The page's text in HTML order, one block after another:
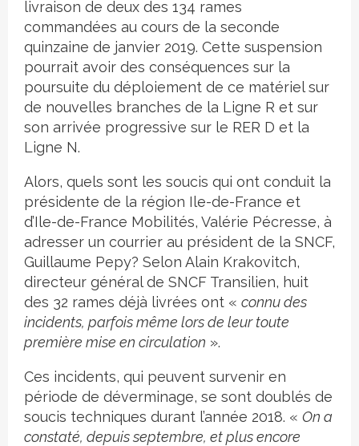
livraison de deux des 134 rames
commandées au cours de la seconde
quinzaine de janvier 2019. Cette suspension
pourrait avoir des conséquences sur la
poursuite du déploiement de ce matériel sur
de nouvelles branches de la Ligne R et sur
son arrivée progressive sur le RER D et la
Ligne N.
Alors, quels sont les soucis qui ont conduit la
présidente de la région Ile-de-France et
d’Ile-de-France Mobilités, Valérie Pécresse, à
adresser un courrier au président de la SNCF,
Guillaume Pepy? Selon Alain Krakovitch,
directeur général de SNCF Transilien, huit
des 32 rames déjà livrées ont « connu des
incidents, parfois même lors de leur toute
première mise en circulation ».
Ces incidents, qui peuvent survenir en
période de déverminage, se sont doublés de
soucis techniques durant l’année 2018. « On a
constaté, depuis septembre, et plus encore